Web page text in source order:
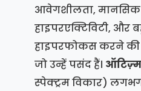
आवेगशीलता, मानसिक
हाइपरएक्टिविटी, और
हाइपरफोकस करने की
जो उन्हें पसंद हैं। ऑटिज़्म
स्पेक्ट्रम विकार)